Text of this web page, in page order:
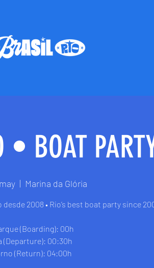
• BOAT
  |
Marina da Glória
2008 • Rio’s best boat party since
(Boarding): 00h
(Departure): 00:30h
(Return): 04:00h